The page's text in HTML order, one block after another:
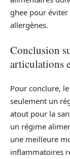
ghee pour
allergènes.
Conclusion
articulations
Pour conclure,
seulement un
atout pour la
un régime
une meilleure
inflammatoires